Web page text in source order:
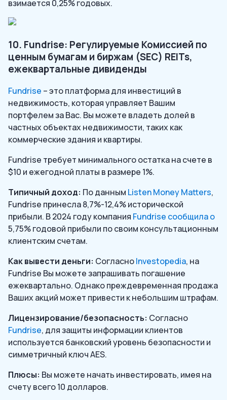
взимается 0,25% годовых.
10. Fundrise: Регулируемые Комиссией по
ценным бумагам и биржам (SEC) REITs,
ежеквартальные дивиденды
Fundrise – это платформа для инвестиций в
недвижимость, которая управляет Вашим
портфелем за Вас. Вы можете владеть долей в
частных объектах недвижимости, таких как
коммерческие здания и квартиры.
Fundrise требует минимального остатка на счете в
$10 и ежегодной платы в размере 1%.
Типичный доход: По данным Listen Money Matters,
Fundrise принесла 8,7%-12,4% исторической
прибыли. В 2024 году компания Fundrise сообщила о
5,75% годовой прибыли по своим консультационным
клиентским счетам.
Как вывести деньги: СогласноInvestopedia, на
Fundrise Вы можете запрашивать погашение
ежеквартально. Однако преждевременная продажа
Ваших акций может привести к небольшим штрафам.
Лицензирование/безопасность: Согласно
Fundrise, для защиты информации клиентов
используется банковский уровень безопасности и
симметричный ключ AES.
Плюсы: Вы можете начать инвестировать, имея на
счету всего 10 долларов.